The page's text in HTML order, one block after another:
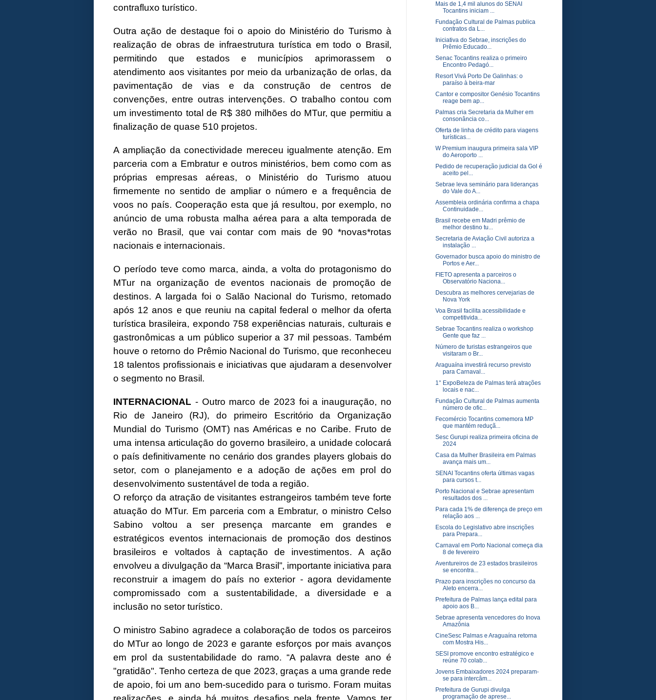
contrafluxo turístico.
Outra ação de destaque foi o apoio do Ministério do Turismo à
realização de obras de infraestrutura turística em todo o Brasil,
permitindo que estados e municípios aprimorassem o
atendimento aos visitantes por meio da urbanização de orlas, da
pavimentação de vias e da construção de centros de
convenções, entre outras intervenções. O trabalho contou com
um investimento total de R$ 380 milhões do MTur, que permitiu a
finalização de quase 510 projetos.
A ampliação da conectividade mereceu igualmente atenção. Em
parceria com a Embratur e outros ministérios, bem como com as
próprias empresas aéreas, o Ministério do Turismo atuou
firmemente no sentido de ampliar o número e a frequência de
voos no país. Cooperação esta que já resultou, por exemplo, no
anúncio de uma robusta malha aérea para a alta temporada de
verão no Brasil, que vai contar com mais de 90 *novas*rotas
nacionais e internacionais.
O período teve como marca, ainda, a volta do protagonismo do
MTur na organização de eventos nacionais de promoção de
destinos. A largada foi o Salão Nacional do Turismo, retomado
após 12 anos e que reuniu na capital federal o melhor da oferta
turística brasileira, expondo 758 experiências naturais, culturais e
gastronômicas a um público superior a 37 mil pessoas. Também
houve o retorno do Prêmio Nacional do Turismo, que reconheceu
18 talentos profissionais e iniciativas que ajudaram a desenvolver
o segmento no Brasil.
INTERNACIONAL - Outro marco de 2023 foi a inauguração, no
Rio de Janeiro (RJ), do primeiro Escritório da Organização
Mundial do Turismo (OMT) nas Américas e no Caribe. Fruto de
uma intensa articulação do governo brasileiro, a unidade colocará
o país definitivamente no cenário dos grandes players globais do
setor, com o planejamento e a adoção de ações em prol do
desenvolvimento sustentável de toda a região.
O reforço da atração de visitantes estrangeiros também teve forte
atuação do MTur. Em parceria com a Embratur, o ministro Celso
Sabino voltou a ser presença marcante em grandes e
estratégicos eventos internacionais de promoção dos destinos
brasileiros e voltados à captação de investimentos. A ação
envolveu a divulgação da “Marca Brasil”, importante iniciativa para
reconstruir a imagem do país no exterior - agora devidamente
compromissado com a sustentabilidade, a diversidade e a
inclusão no setor turístico.
O ministro Sabino agradece a colaboração de todos os parceiros
do MTur ao longo de 2023 e garante esforços por mais avanços
em prol da sustentabilidade do ramo. “A palavra deste ano é
"gratidão". Tenho certeza de que 2023, graças a uma grande rede
de apoio, foi um ano bem-sucedido para o turismo. Foram muitas
Mais de 1,4 mil alunos do SENAI
Tocantins iniciam ...
Fundação Cultural de Palmas publica
contratos da L...
Iniciativa do Sebrae, inscrições do
Prêmio Educado...
Senac Tocantins realiza o primeiro
Encontro Pedagó...
Resort Vivá Porto De Galinhas: o
paraíso à beira-mar
Cantor e compositor Genésio Tocantins
reage bem ap...
Palmas cria Secretaria da Mulher em
consonância co...
Oferta de linha de crédito para viagens
turísticas...
W Premium inaugura primeira sala VIP
do Aeroporto ...
Pedido de recuperação judicial da Gol é
aceito pel...
Sebrae leva seminário para lideranças
do Vale do A...
Assembleia ordinária confirma a chapa
Continuidade...
Brasil recebe em Madri prêmio de
melhor destino tu...
Secretaria de Aviação Civil autoriza a
instalação ...
Governador busca apoio do ministro de
Portos e Aer...
FIETO apresenta a parceiros o
Observatório Naciona...
Descubra as melhores cervejarias de
Nova York
Voa Brasil facilita acessibilidade e
competitivida...
Sebrae Tocantins realiza o workshop
Gente que faz ...
Número de turistas estrangeiros que
visitaram o Br...
Araguaína investirá recurso previsto
para Carnaval...
1° ExpoBeleza de Palmas terá atrações
locais e nac...
Fundação Cultural de Palmas aumenta
número de ofic...
Fecomércio Tocantins comemora MP
que mantém reduçã...
Sesc Gurupi realiza primeira oficina de
2024
Casa da Mulher Brasileira em Palmas
avança mais um...
SENAI Tocantins oferta últimas vagas
para cursos t...
Porto Nacional e Sebrae apresentam
resultados dos ...
Para cada 1% de diferença de preço em
relação aos ...
Escola do Legislativo abre inscrições
para Prepara...
Carnaval em Porto Nacional começa dia
8 de fevereiro
Aventureiros de 23 estados brasileiros
se encontra...
Prazo para inscrições no concurso da
Aleto encerra...
Prefeitura de Palmas lança edital para
apoio aos B...
Sebrae apresenta vencedores do Inova
Amazônia
CineSesc Palmas e Araguaína retorna
com Mostra His...
SESI promove encontro estratégico e
reúne 70 colab...
Jovens Embaixadores 2024 preparam-
se para intercâm...
Prefeitura de Gurupi divulga
programação de aprese...